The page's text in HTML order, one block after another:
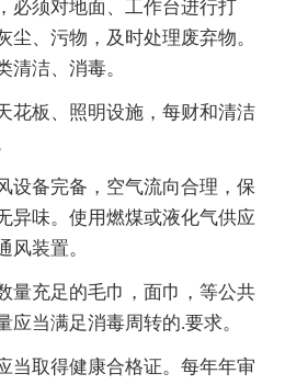
须对地面、工作台进行打
尘、污物，及时处理废弃物。
清洁、消毒。
板、照明设施，每财和清洁
备完备，空气流向合理，保
异味。使用燃煤或液化气供应
风装置。
充足的毛巾，面巾，等公共
应当满足消毒周转的.要求。
取得健康合格证。每年年审